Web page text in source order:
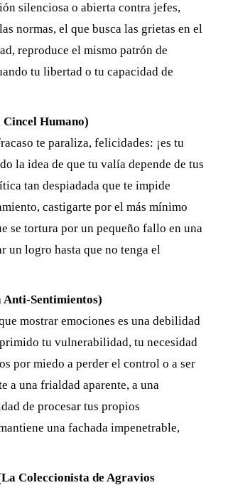
silenciosa o abierta contra jefes,
normas, el que busca las grietas en el
reproduce el mismo patrón de
tu libertad o tu capacidad de
Humano)
te paraliza, felicidades: ¡es tu
la idea de que tu valía depende de tus
tan despiadada que te impide
castigarte por el más mínimo
se tortura por un pequeño fallo en una
un logro hasta que no tenga el
Sentimientos)
mostrar emociones es una debilidad
tu vulnerabilidad, tu necesidad
por miedo a perder el control o a ser
a una frialdad aparente, a una
de procesar tus propios
una fachada impenetrable,
Coleccionista de Agravios